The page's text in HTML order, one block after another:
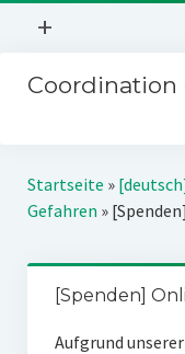
Menü
+
Mitmachen
Über uns
Impressum
Coordination
Kampagnen
BAYER-
Startseite »
Gefahren »
[Spenden]
Aufgrund